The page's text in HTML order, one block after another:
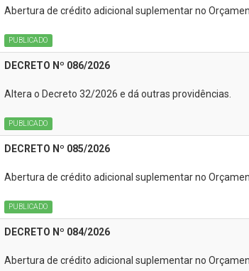
Abertura de crédito adicional suplementar no
PUBLICADO
DECRETO Nº 086/2026
Altera o Decreto 32/2026 e dá outras providências.
PUBLICADO
DECRETO Nº 085/2026
Abertura de crédito adicional suplementar no
PUBLICADO
DECRETO Nº 084/2026
Abertura de crédito adicional suplementar no